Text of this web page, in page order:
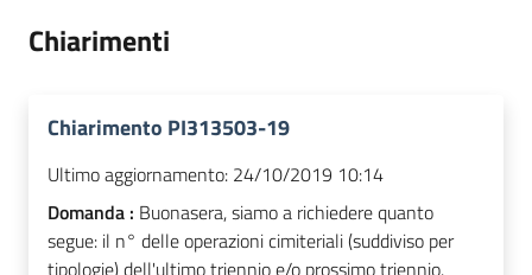
Chiarimenti
Chiarimento PI313503-19
Ultimo aggiornamento: 24/10/2019 10:14
Domanda : Buonasera, siamo a richiedere quanto
segue: il n° delle operazioni cimiteriali (suddiviso per
tipologie) dell'ultimo triennio e/o prossimo triennio.